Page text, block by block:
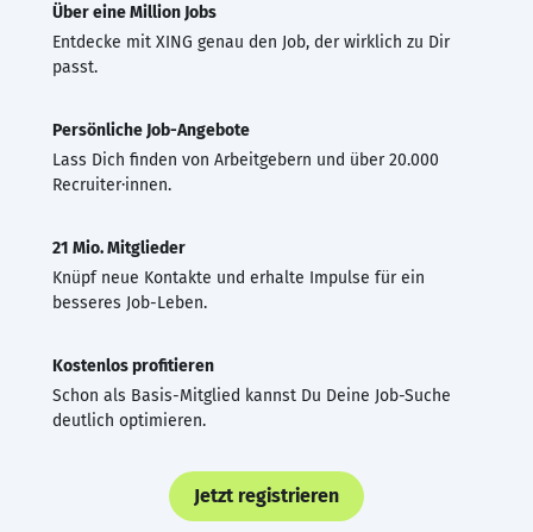
Über eine Million Jobs
Entdecke mit XING genau den Job, der wirklich zu Dir
passt.
Persönliche Job-Angebote
Lass Dich finden von Arbeitgebern und über 20.000
Recruiter·innen.
21 Mio. Mitglieder
Knüpf neue Kontakte und erhalte Impulse für ein
besseres Job-Leben.
Kostenlos profitieren
Schon als Basis-Mitglied kannst Du Deine Job-Suche
deutlich optimieren.
Jetzt registrieren